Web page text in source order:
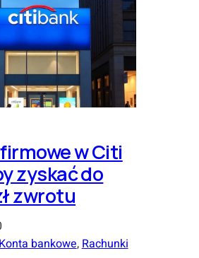
w Citi
zyskać do
zwrotu
Konta bankowe, Rachunki